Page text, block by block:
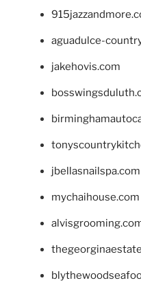
aguadulce-
jakehovis.com
jbellasnailspa.com
mychaihouse.com